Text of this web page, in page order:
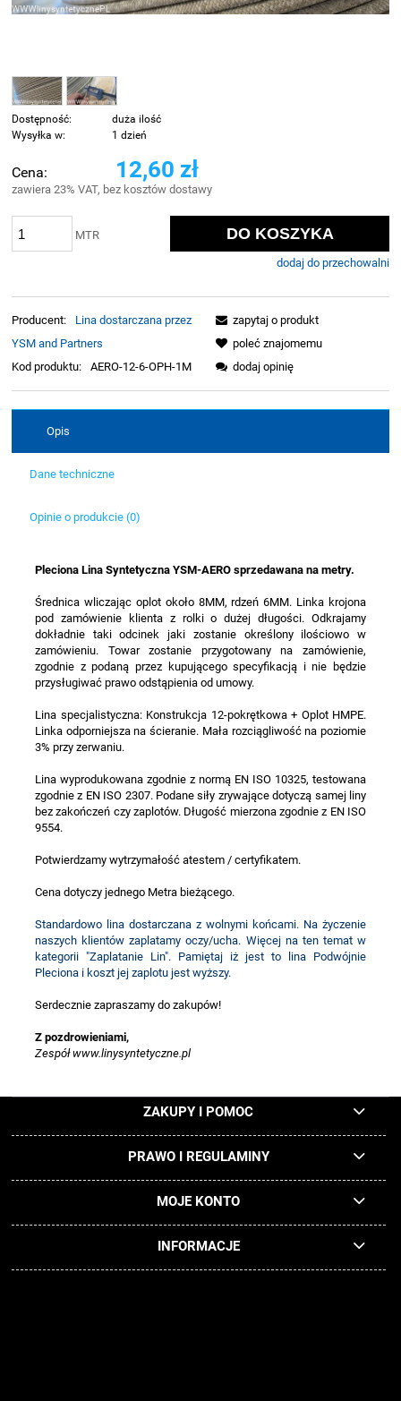
Dostępność:
duża ilość
Wysyłka w:
1 dzień
Cena: 12,60 zł
zawiera 23% VAT, bez kosztów dostawy
MTR DO KOSZYKA
dodaj do przechowalni
Producent:
Lina dostarczana przez
YSM and Partners
Kod produktu:
AERO-12-6-OPH-1M
zapytaj o produkt
poleć znajomemu
dodaj opinię
Opis
Dane techniczne
Opinie o produkcie (0)
Pleciona Lina Syntetyczna YSM-AERO sprzedawana na metry.
Średnica wliczając oplot około 8MM, rdzeń 6MM. Linka krojona
pod zamówienie klienta z rolki o dużej długości. Odkrajamy
dokładnie taki odcinek jaki zostanie określony ilościowo w
zamówieniu. Towar zostanie przygotowany na zamówienie,
zgodnie z podaną przez kupującego specyfikacją i nie będzie
przysługiwać prawo odstąpienia od umowy.
Lina specjalistyczna: Konstrukcja 12-pokrętkowa + Oplot HMPE.
Linka odporniejsza na ścieranie. Mała rozciągliwość na poziomie
3% przy zerwaniu.
Lina wyprodukowana zgodnie z normą EN ISO 10325, testowana
zgodnie z EN ISO 2307. Podane siły zrywające dotyczą samej liny
bez zakończeń czy zaplotów. Długość mierzona zgodnie z EN ISO
9554.
Potwierdzamy wytrzymałość atestem / certyfikatem.
Cena dotyczy jednego Metra bieżącego.
Standardowo lina dostarczana z wolnymi końcami. Na życzenie
naszych klientów zaplatamy oczy/ucha. Więcej na ten temat w
kategorii "Zaplatanie Lin". Pamiętaj iż jest to lina Podwójnie
Pleciona i koszt jej zaplotu jest wyższy.
Serdecznie zapraszamy do zakupów!
Z pozdrowieniami,
Zespół www.linysyntetyczne.pl
ZAKUPY I POMOC
PRAWO I REGULAMINY
MOJE KONTO
INFORMACJE